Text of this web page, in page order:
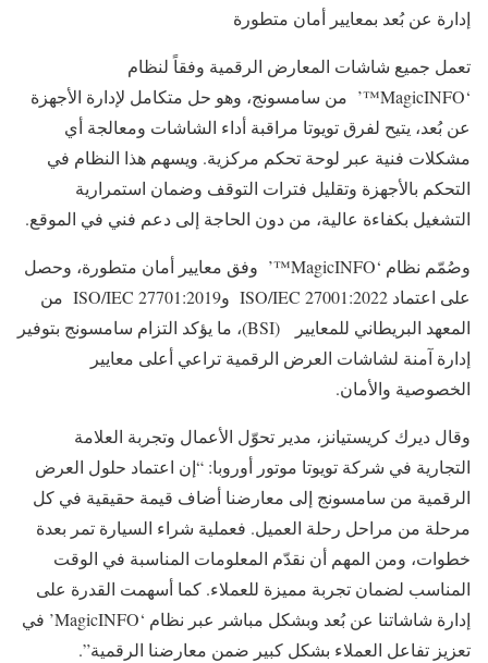
إدارة عن بُعد بمعايير أمان متطورة
تعمل جميع شاشات المعارض الرقمية وفقاً لنظام
‘MagicINFO™’ من سامسونج، وهو حل متكامل لإدارة الأجهزة
عن بُعد، يتيح لفرق تويوتا مراقبة أداء الشاشات ومعالجة أي
مشكلات فنية عبر لوحة تحكم مركزية. ويسهم هذا النظام في
التحكم بالأجهزة وتقليل فترات التوقف وضمان استمرارية
التشغيل بكفاءة عالية، من دون الحاجة إلى دعم فني في الموقع.
وصُمّم نظام ‘MagicINFO™’ وفق معايير أمان متطورة، وحصل
على اعتماد ISO/IEC 27001:2022 وISO/IEC 27701:2019 من
المعهد البريطاني للمعايير (BSI)، ما يؤكد التزام سامسونج بتوفير
إدارة آمنة لشاشات العرض الرقمية تراعي أعلى معايير
الخصوصية والأمان.
وقال ديرك كريستيانز، مدير تحوّل الأعمال وتجربة العلامة
التجارية في شركة تويوتا موتور أوروبا: “إن اعتماد حلول العرض
الرقمية من سامسونج إلى معارضنا أضاف قيمة حقيقية في كل
مرحلة من مراحل رحلة العميل. فعملية شراء السيارة تمر بعدة
خطوات، ومن المهم أن نقدّم المعلومات المناسبة في الوقت
المناسب لضمان تجربة مميزة للعملاء. كما أسهمت القدرة على
إدارة شاشاتنا عن بُعد وبشكل مباشر عبر نظام ‘MagicINFO’ في
تعزيز تفاعل العملاء بشكل كبير ضمن معارضنا الرقمية”.